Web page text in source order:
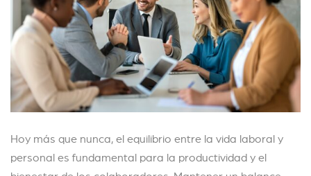
Hoy más que nunca, el equilibrio entre la vida laboral y
personal es fundamental para la productividad y el